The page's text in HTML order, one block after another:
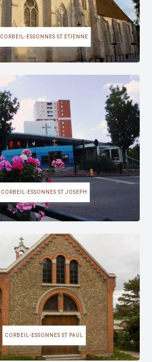
CORBEIL-ESSONNES ST ETIENNE
CORBEIL-ESSONNES ST JOSEPH
CORBEIL-ESSONNES ST PAUL